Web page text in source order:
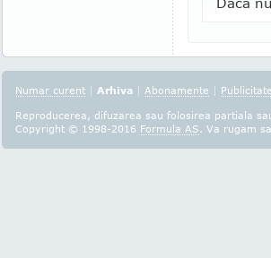
Numar curent | Arhiva | Abonamente | Publicitate
Reproducerea, difuzarea sau folosirea partiala
Copyright © 1998-2016 Formula AS. Va rugam